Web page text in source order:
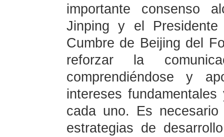
importante consenso
Jinping y el
Cumbre de Beijing del
reforzar la
comprendiéndose y
intereses
cada uno. Es
estrategias de